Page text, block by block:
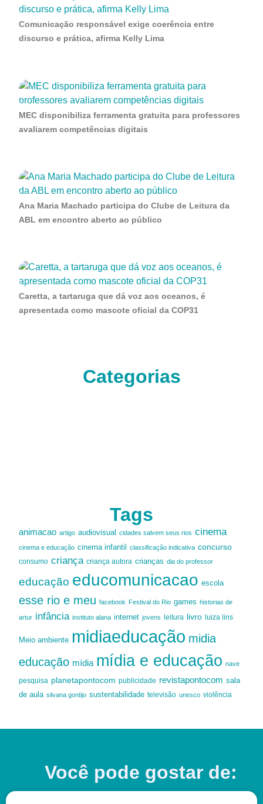
Comunicação responsável exige coerência entre
discurso e prática, afirma Kelly Lima
MEC disponibiliza ferramenta gratuita para professores
avaliarem competências digitais
Ana Maria Machado participa do Clube de Leitura da
ABL em encontro aberto ao público
Caretta, a tartaruga que dá voz aos oceanos, é
apresentada como mascote oficial da COP31
Categorias
Tags
animacao artigo audiovisual cidades salvem seus rios cinema
cinema e educação cinema infantil classificação indicativa concurso
consumo criança criança autora crianças dia do professor
educação educomunicacao escola
esse rio e meu facebook Festival do Rio games historias de
artur infância instituto alana internet jovens leitura livro luiza lins
Meio ambiente midiaeducação midia
educação mídia mídia e educação nave
pesquisa planetapontocom publicidade revistapontocom sala
de aula silvana gontijo sustentabilidade televisão unesco violência
Você pode gostar de: